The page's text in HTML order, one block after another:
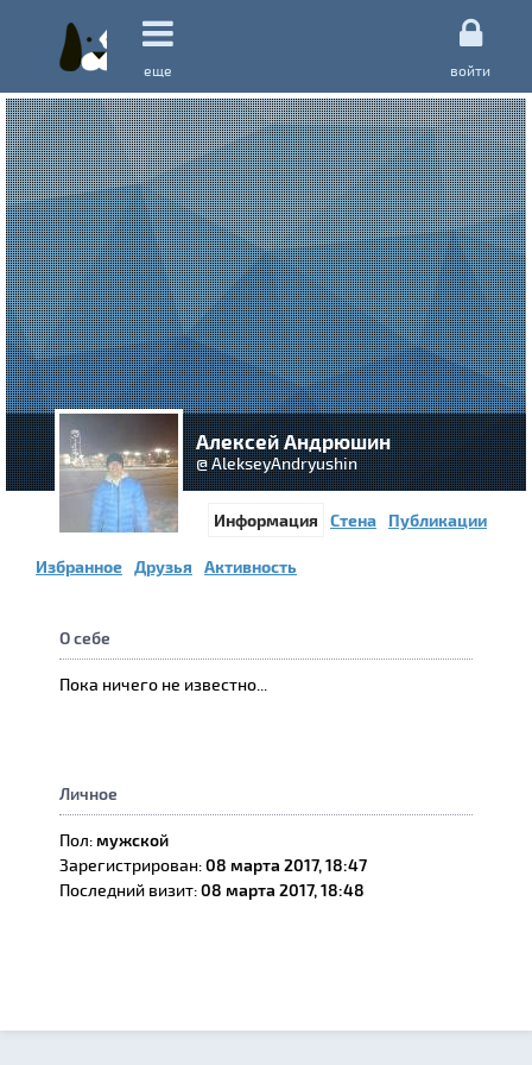
еще войти
Алексей Андрюшин
@ AlekseyAndryushin
Информация Стена Публикации
Избранное Друзья Активность
О себе
Пока ничего не известно...
Личное
Пол: мужской
Зарегистрирован:08 марта 2017, 18:47
Последний визит:08 марта 2017, 18:48